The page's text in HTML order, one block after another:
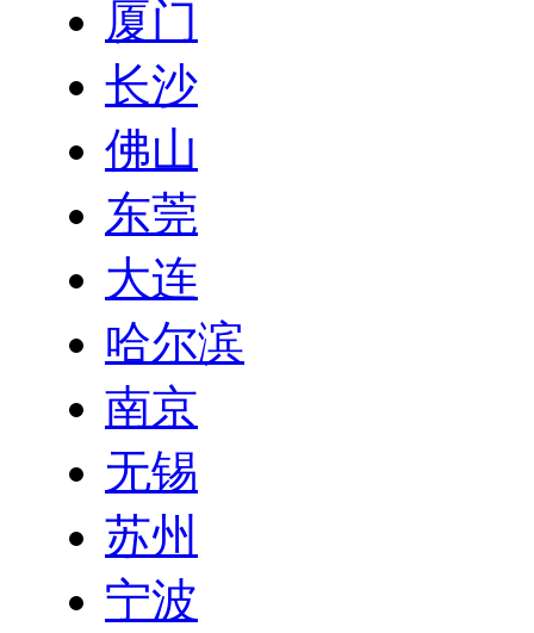
厦门
长沙
佛山
东莞
大连
哈尔滨
南京
无锡
苏州
宁波